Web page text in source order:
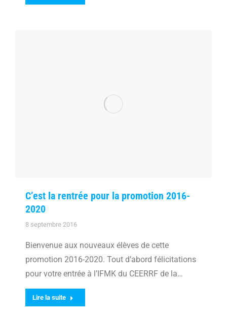
C’est la rentrée pour la promotion 2016-
2020
8 septembre 2016
Bienvenue aux nouveaux élèves de cette
promotion 2016-2020. Tout d’abord félicitations
pour votre entrée à l’IFMK du CEERRF de la…
Lire la suite